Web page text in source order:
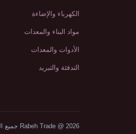
الكهرباء والإضاءة
مواد البناء والمعدات
الأدوات والمعدات
التدفئة والتبريد
Rabeh Trade @ 2026 جميع الحقوق محفوظة.